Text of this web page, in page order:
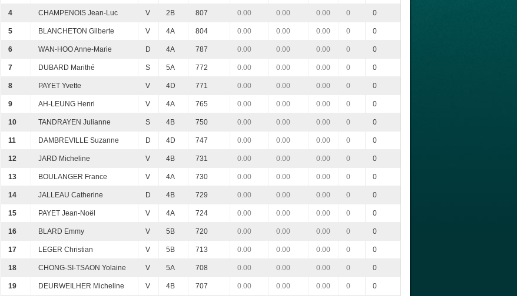
4 CHAMPENOIS Jean-Luc V 2B 807 0.00 0.00 0.00 0 0
5 BLANCHETON Gilberte V 4A 804 0.00 0.00 0.00 0 0
6 WAN-HOO Anne-Marie D 4A 787 0.00 0.00 0.00 0 0
7 DUBARD Marithé S 5A 772 0.00 0.00 0.00 0 0
8 PAYET Yvette V 4D 771 0.00 0.00 0.00 0 0
9 AH-LEUNG Henri V 4A 765 0.00 0.00 0.00 0 0
10 TANDRAYEN Julianne S 4B 750 0.00 0.00 0.00 0 0
11 DAMBREVILLE Suzanne D 4D 747 0.00 0.00 0.00 0 0
12 JARD Micheline V 4B 731 0.00 0.00 0.00 0 0
13 BOULANGER France V 4A 730 0.00 0.00 0.00 0 0
14 JALLEAU Catherine D 4B 729 0.00 0.00 0.00 0 0
15 PAYET Jean-Noël V 4A 724 0.00 0.00 0.00 0 0
16 BLARD Emmy V 5B 720 0.00 0.00 0.00 0 0
17 LEGER Christian V 5B 713 0.00 0.00 0.00 0 0
18 CHONG-SI-TSAON Yolaine V 5A 708 0.00 0.00 0.00 0 0
19 DEURWEILHER Micheline V 4B 707 0.00 0.00 0.00 0 0